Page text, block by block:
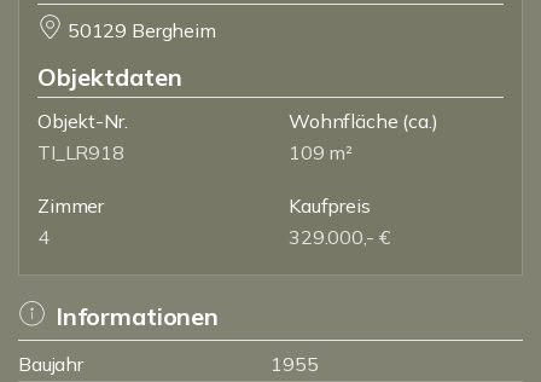
50129 Bergheim
Objektdaten
Objekt-Nr.
TI_LR918
Wohnfläche (ca.)
109 m²
Zimmer
4
Kaufpreis
329.000,- €
Informationen
Baujahr
1955